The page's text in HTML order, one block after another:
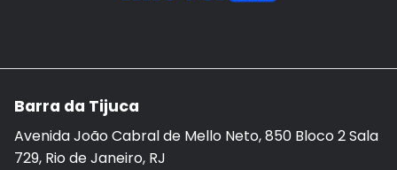
Barra da Tijuca
Avenida João Cabral de Mello Neto, 850 Bloco 2 Sala
729, Rio de Janeiro, RJ